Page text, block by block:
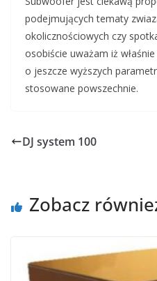
podejmujących tematy
okolicznościowych czy
osobiście uważam iż
o jeszcze wyższych
stosowane powszechnie.
DJ system 100
Zobacz